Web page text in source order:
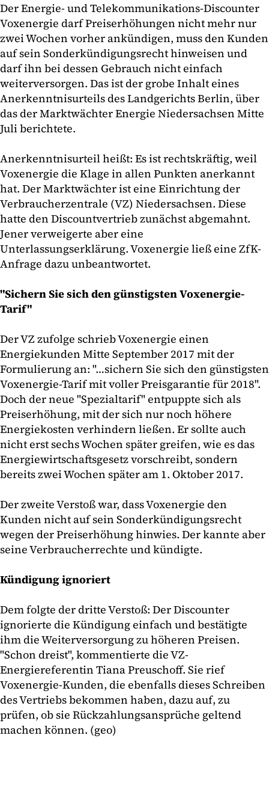
Der Energie- und Telekommunikations-Discounter
Voxenergie darf Preiserhöhungen nicht mehr nur
zwei Wochen vorher ankündigen, muss den Kunden
auf sein Sonderkündigungsrecht hinweisen und
darf ihn bei dessen Gebrauch nicht einfach
weiterversorgen. Das ist der grobe Inhalt eines
Anerkenntnisurteils des Landgerichts Berlin, über
das der Marktwächter Energie Niedersachsen Mitte
Juli berichtete.
Anerkenntnisurteil heißt: Es ist rechtskräftig, weil
Voxenergie die Klage in allen Punkten anerkannt
hat. Der Marktwächter ist eine Einrichtung der
Verbraucherzentrale (VZ) Niedersachsen. Diese
hatte den Discountvertrieb zunächst abgemahnt.
Jener verweigerte aber eine
Unterlassungserklärung. Voxenergie ließ eine ZfK-
Anfrage dazu unbeantwortet.
"Sichern Sie sich den günstigsten Voxenergie-
Tarif"
Der VZ zufolge schrieb Voxenergie einen
Energiekunden Mitte September 2017 mit der
Formulierung an: "…sichern Sie sich den günstigsten
Voxenergie-Tarif mit voller Preisgarantie für 2018".
Doch der neue "Spezialtarif" entpuppte sich als
Preiserhöhung, mit der sich nur noch höhere
Energiekosten verhindern ließen. Er sollte auch
nicht erst sechs Wochen später greifen, wie es das
Energiewirtschaftsgesetz vorschreibt, sondern
bereits zwei Wochen später am 1. Oktober 2017.
Der zweite Verstoß war, dass Voxenergie den
Kunden nicht auf sein Sonderkündigungsrecht
wegen der Preiserhöhung hinwies. Der kannte aber
seine Verbraucherrechte und kündigte.
Kündigung ignoriert
Dem folgte der dritte Verstoß: Der Discounter
ignorierte die Kündigung einfach und bestätigte
ihm die Weiterversorgung zu höheren Preisen.
"Schon dreist", kommentierte die VZ-
Energiereferentin Tiana Preuschoff. Sie rief
Voxenergie-Kunden, die ebenfalls dieses Schreiben
des Vertriebs bekommen haben, dazu auf, zu
prüfen, ob sie Rückzahlungsansprüche geltend
machen können. (geo)